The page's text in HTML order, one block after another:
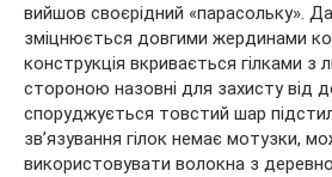
вийшов своєрідний «парасольку».
зміцнюється довгими жердинами
конструкція вкривається гілками з
стороною назовні для захисту від
споруджується товстий шар
зв’язування гілок немає мотузки,
використовувати волокна з